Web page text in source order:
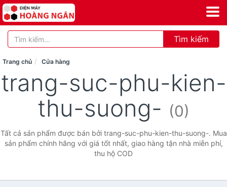
Tìm kiếm
Trang chủ Cửa hàng
trang-suc-phu-kien-
thu-suong- (0)
Tất cả sản phẩm được bán bởi trang-suc-phu-kien-thu-suong-. Mua
sản phẩm chính hãng với giá tốt nhất, giao hàng tận nhà miễn phí,
thu hộ COD